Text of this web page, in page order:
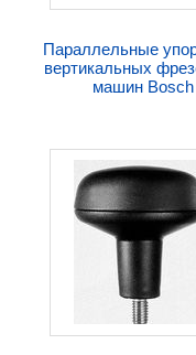
Параллельные
вертикальных
машин Bosch